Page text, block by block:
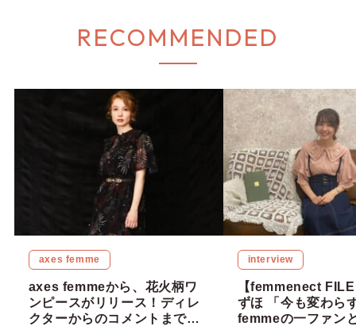
RECOMMENDED
axes femme
axes femmeから、花火柄ワ
ンピースがリリース！ディレ
クターからのコメントまでご
interview
【femmenect
ずほ 「今も変わら
femmeの一ファン